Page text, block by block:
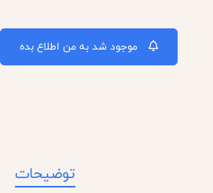
موجود شد به من اطلاع بده
توضیحات